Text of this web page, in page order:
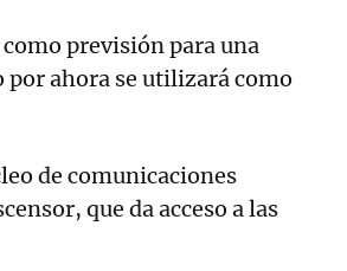
previsión para una
ahora se utilizará como
de comunicaciones
que da acceso a las